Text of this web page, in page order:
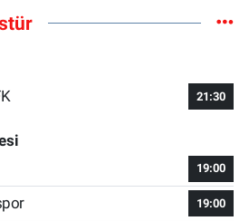
21:30
19:00
19:00